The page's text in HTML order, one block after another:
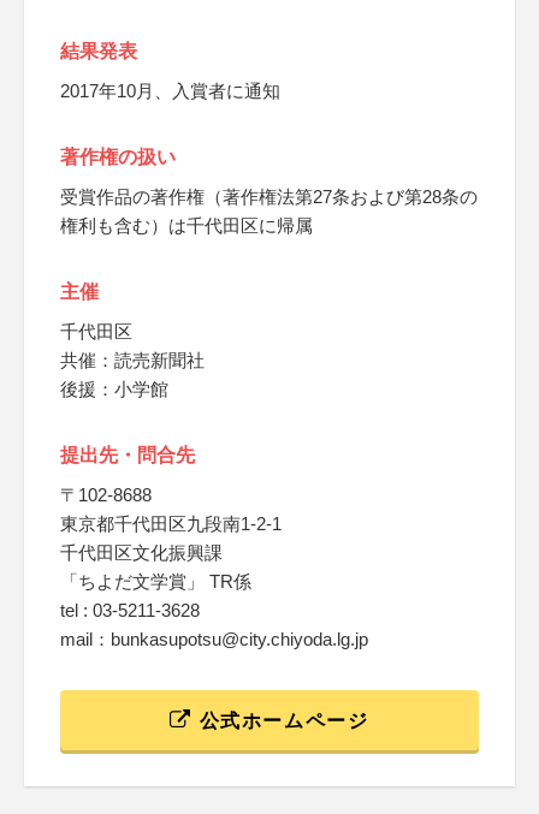
結果発表
2017年10月、入賞者に通知
著作権の扱い
受賞作品の著作権（著作権法第27条および第28条の
権利も含む）は千代田区に帰属
主催
千代田区
共催：読売新聞社
後援：小学館
提出先・問合先
〒102-8688
東京都千代田区九段南1-2-1
千代田区文化振興課
「ちよだ文学賞」 TR係
tel : 03-5211-3628
mail：bunkasupotsu@city.chiyoda.lg.jp
公式ホームページ